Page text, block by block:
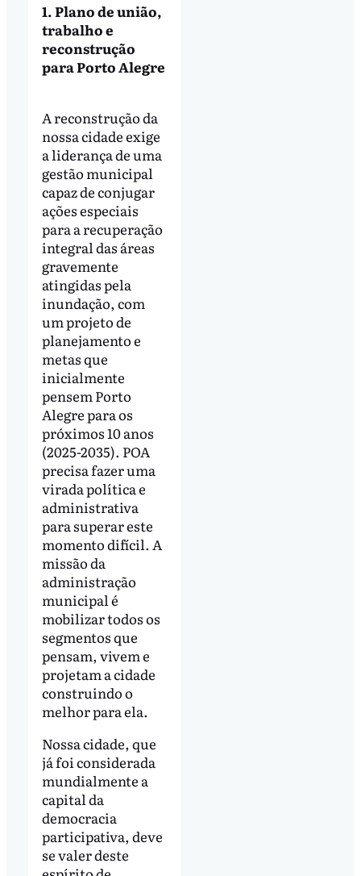
1. Plano de união,
trabalho e
reconstrução
para Porto Alegre
A reconstrução da
nossa cidade exige
a liderança de uma
gestão municipal
capaz de conjugar
ações especiais
para a recuperação
integral das áreas
gravemente
atingidas pela
inundação, com
um projeto de
planejamento e
metas que
inicialmente
pensem Porto
Alegre para os
próximos 10 anos
(2025-2035). POA
precisa fazer uma
virada política e
administrativa
para superar este
momento difícil. A
missão da
administração
municipal é
mobilizar todos os
segmentos que
pensam, vivem e
projetam a cidade
construindo o
melhor para ela.
Nossa cidade, que
já foi considerada
mundialmente a
capital da
democracia
participativa, deve
se valer deste